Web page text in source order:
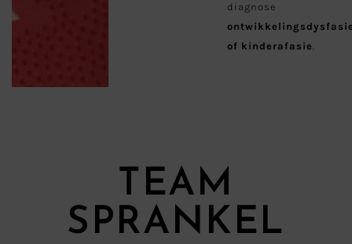
diagnose
of kinderafasie.
TEAM
SPRANKEL